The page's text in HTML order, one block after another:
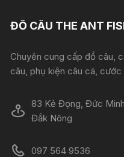
ĐỒ CÂU THE ANT
Chuyên cung cấp đồ câu,
câu, phụ kiện câu cá, cước
83 Kẻ Đọng, Đức
Đắk Nông
097 564 9536